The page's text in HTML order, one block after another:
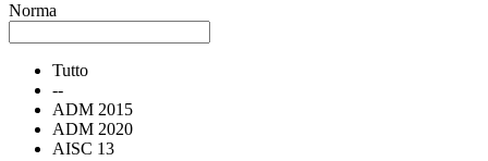
Norma
Tutto
--
ADM 2015
ADM 2020
AISC 13